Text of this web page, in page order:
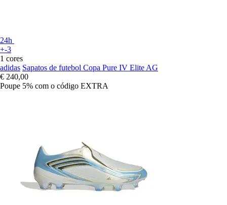
24h
+-3
1 cores
adidas Sapatos de futebol Copa Pure IV Elite AG
€ 240,00
Poupe 5% com o código EXTRA